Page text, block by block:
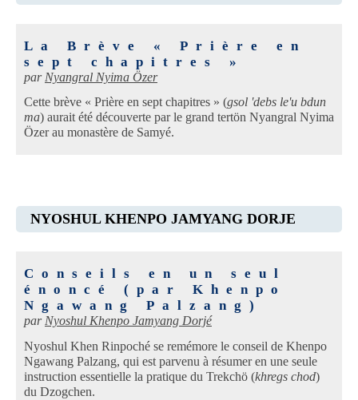
La Brève « Prière en
sept chapitres »
par Nyangral Nyima Özer
Cette brève « Prière en sept chapitres » (gsol 'debs le'u bdun
ma) aurait été découverte par le grand tertön Nyangral Nyima
Özer au monastère de Samyé.
NYOSHUL KHENPO JAMYANG DORJE
Conseils en un seul
énoncé (par Khenpo
Ngawang Palzang)
parNyoshul Khenpo Jamyang Dorjé
Nyoshul Khen Rinpoché se remémore le conseil de Khenpo
Ngawang Palzang, qui est parvenu à résumer en une seule
instruction essentielle la pratique du Trekchö (khregs chod)
du Dzogchen.